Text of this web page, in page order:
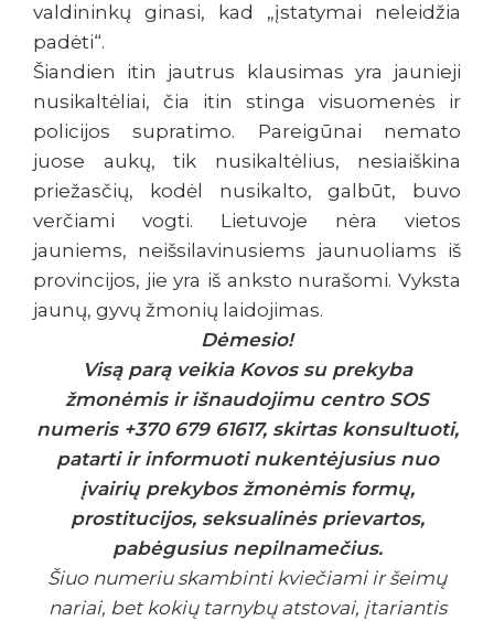
valdininkų ginasi, kad „įstatymai neleidžia
padėti“.
Šiandien itin jautrus klausimas yra jaunieji
nusikaltėliai, čia itin stinga visuomenės ir
policijos supratimo. Pareigūnai nemato
juose aukų, tik nusikaltėlius, nesiaiškina
priežasčių, kodėl nusikalto, galbūt, buvo
verčiami vogti. Lietuvoje nėra vietos
jauniems, neišsilavinusiems jaunuoliams iš
provincijos, jie yra iš anksto nurašomi. Vyksta
jaunų, gyvų žmonių laidojimas.
Dėmesio!
Visą parą veikia Kovos su prekyba
žmonėmis ir išnaudojimu centro SOS
numeris +370 679 61617, skirtas konsultuoti,
patarti ir informuoti nukentėjusius nuo
įvairių prekybos žmonėmis formų,
prostitucijos, seksualinės prievartos,
pabėgusius nepilnamečius.
Šiuo numeriu skambinti kviečiami ir šeimų
nariai, bet kokių tarnybų atstovai, įtariantis